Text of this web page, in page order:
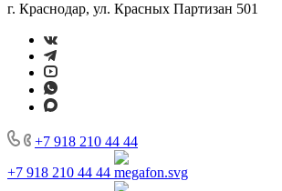
г. Краснодар, ул. Красных Партизан 501
+7 918 210 44 44
+7 918 210 44 44